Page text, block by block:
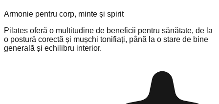
Armonie pentru corp, minte și spirit
Pilates oferă o multitudine de beneficii pentru sănătate, de la
o postură corectă și mușchi tonifiați, până la o stare de bine
generală și echilibru interior.